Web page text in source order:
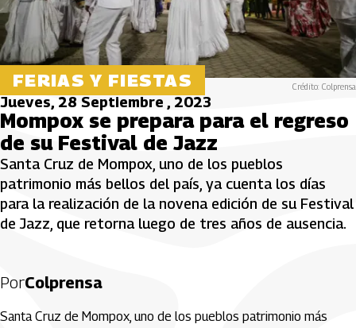
FERIAS Y FIESTAS Crédito: Colprensa
Jueves, 28 Septiembre , 2023
Mompox se prepara para el regreso
de su Festival de Jazz
Santa Cruz de Mompox, uno de los pueblos
patrimonio más bellos del país, ya cuenta los días
para la realización de la novena edición de su Festival
de Jazz, que retorna luego de tres años de ausencia.
PorColprensa
Santa Cruz de Mompox, uno de los pueblos patrimonio más